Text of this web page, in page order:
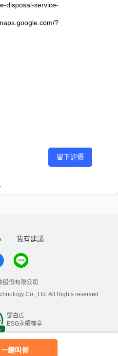
一鍵叫修
disposal-service-
?
留下評價
我有建議
股份有限公司
Co., Ltd. All Rights reserved
鄧白氏
ESG永續標章